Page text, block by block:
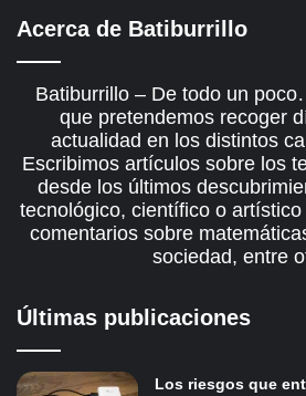
Acerca de Batiburrillo
Batiburrillo – De todo un
que pretendemos recoger
actualidad en los distintos
Escribimos artículos sobre los
desde los últimos
tecnológico, científico o
comentarios sobre
sociedad, entre
Últimas publicaciones
Los riesgos que